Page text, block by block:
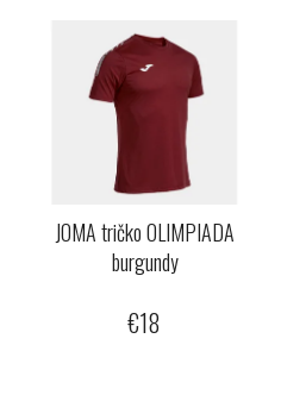
JOMA tričko OLIMPIADA
burgundy
€18